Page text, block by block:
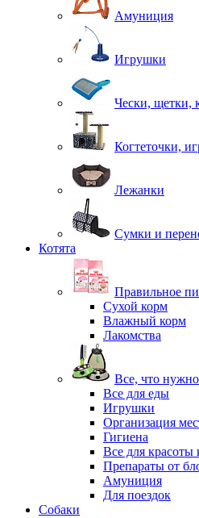
Амуниция
Игрушки
Чески, щетки,
Когтеточки,
Лежанки
Сумки и
Котята
Правильное
Сухой корм
Влажный корм
Лакомства
Все, что
Все для еды
Игрушки
Организация
Гигиена
Все для красоты
Препараты от
Амуниция
Для поездок
Собаки